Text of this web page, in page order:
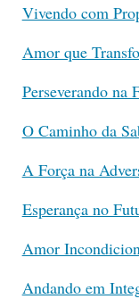
Vivendo com
Amor que
Perseverando na
O Caminho da
A Força na
Esperança no
Amor
Andando em